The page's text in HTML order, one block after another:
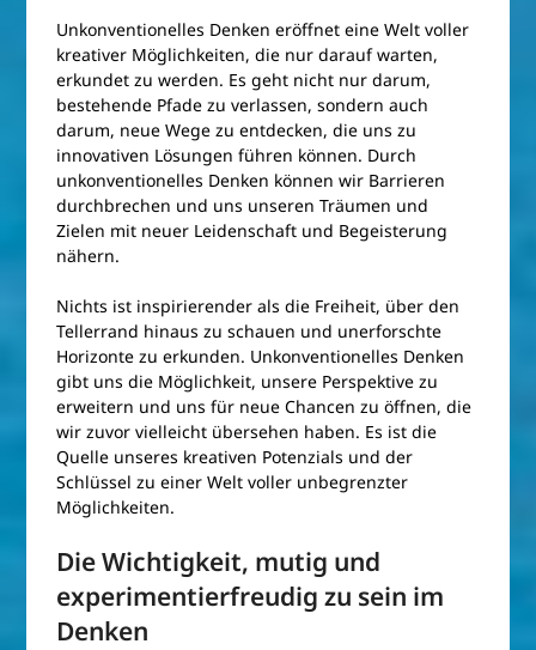
Unkonventionelles Denken eröffnet eine Welt voller
kreativer Möglichkeiten, die nur darauf warten,
erkundet zu werden. Es geht nicht nur darum,
bestehende Pfade zu verlassen, sondern auch
darum, neue Wege zu entdecken, die uns zu
innovativen Lösungen führen können. Durch
unkonventionelles Denken können wir Barrieren
durchbrechen und uns unseren Träumen und
Zielen mit neuer Leidenschaft und Begeisterung
nähern.
Nichts ist inspirierender als die Freiheit, über den
Tellerrand hinaus zu schauen und unerforschte
Horizonte zu erkunden. Unkonventionelles Denken
gibt uns die Möglichkeit, unsere Perspektive zu
erweitern und uns für neue Chancen zu öffnen, die
wir zuvor vielleicht übersehen haben. Es ist die
Quelle unseres kreativen Potenzials und der
Schlüssel zu einer Welt voller unbegrenzter
Möglichkeiten.
Die Wichtigkeit, mutig und
experimentierfreudig zu sein im
Denken